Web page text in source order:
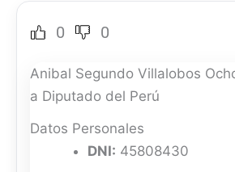
0 0
Anibal Segundo Villalobos
a Diputado del Perú
Datos Personales
DNI: 45808430